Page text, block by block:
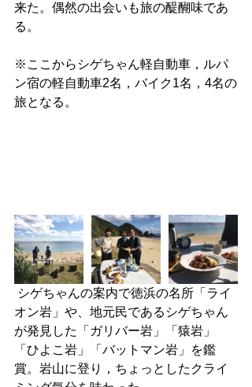
来た。偶然の出会いも旅の醍醐味であ
る。
※ここからシゲちゃん軽自動車，ルパ
ン宿の軽自動車2名，バイク1名，4名の
旅となる。
オン岩」や、地元民であるシゲちゃん
が発見した「ガリバー岩」「猿岩」
「ひよこ岩」「バットマン岩」を鑑
賞。岩山に登り，ちょっとしたクライ